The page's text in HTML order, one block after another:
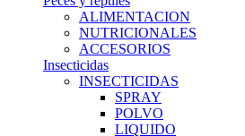
ALIMENTACION
NUTRICIONALES
ACCESORIOS
Insecticidas
INSECTICIDAS
SPRAY
POLVO
LIQUIDO